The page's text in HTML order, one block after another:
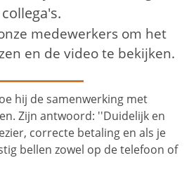
collega's.
medewerkers om het
en de video te bekijken.
hij de samenwerking met
Zijn antwoord: ''Duidelijk en
correcte betaling en als je
bellen zowel op de telefoon of